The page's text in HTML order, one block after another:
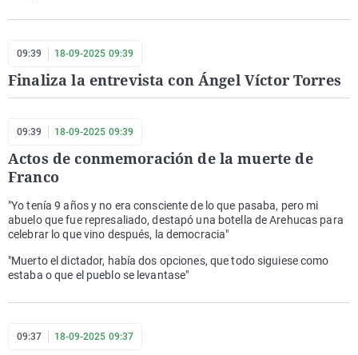
09:39 18-09-2025 09:39
Finaliza la entrevista con Ángel Víctor Torres
09:39 18-09-2025 09:39
Actos de conmemoración de la muerte de
Franco
"Yo tenía 9 años y no era consciente de lo que pasaba, pero mi
abuelo que fue represaliado, destapó una botella de Arehucas para
celebrar lo que vino después, la democracia"
"Muerto el dictador, había dos opciones, que todo siguiese como
estaba o que el pueblo se levantase"
09:37 18-09-2025 09:37